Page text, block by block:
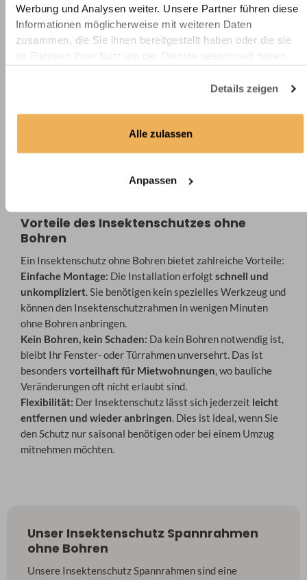
Werbung und Analysen weiter. Unsere Partner führen diese
Informationen möglicherweise mit weiteren Daten
zusammen, die Sie ihnen bereitgestellt haben oder die sie
Details zeigen
Alle zulassen
Anpassen
Vorteile des Insektenschutzes ohne
Bohren
Ein Insektenschutz ohne Bohren bietet zahlreiche Vorteile:
Einfache Montage: Die Installation erfolgt schnell und
unkompliziert. Sie benötigen kein spezielles Werkzeug und
können den Insektenschutzrahmen in wenigen Minuten
ohne Bohren anbringen.
Kein Bohren, kein Schaden: Da kein Bohren notwendig ist,
bleibt Ihr Fenster- oder Türrahmen unversehrt. Das ist
besonders vorteilhaft für Mietwohnungen, wo bauliche
Veränderungen oft nicht erlaubt sind.
Flexibilität: Der Insektenschutz lässt sich jederzeit leicht
entfernen und wieder anbringen. Dies ist ideal, wenn Sie
den Schutz nur saisonal benötigen oder bei einem Umzug
mitnehmen möchten.
Unser Insektenschutz Spannrahmen
ohne Bohren
Unsere Insektenschutz Spannrahmen sind eine